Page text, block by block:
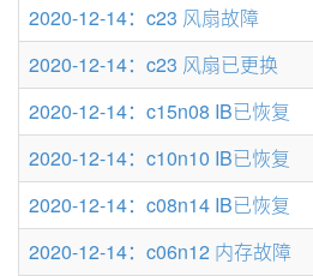
2020-12-14：c23 风扇故障
2020-12-14：c23 风扇已更换
2020-12-14：c15n08 IB已恢复
2020-12-14：c10n10 IB已恢复
2020-12-14：c08n14 IB已恢复
2020-12-14：c06n12 内存故障